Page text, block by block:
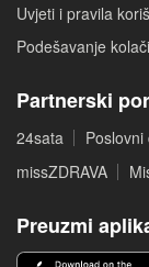
Uvjeti i pravila
Podešavanje
Partnerski
24sata
missZDRAVA
Preuzmi